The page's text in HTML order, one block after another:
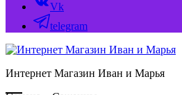
Vk
telegram
Интернет Магазин Иван и Марья